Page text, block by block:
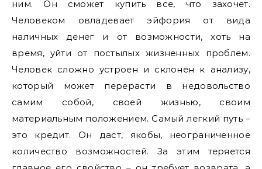
ним. Он сможет купить все, что захочет.
Человеком овладевает эйфория от вида
наличных денег и от возможности, хоть на
время, уйти от постылых жизненных проблем.
Человек сложно устроен и склонен к анализу,
который может перерасти в недовольство
самим собой, своей жизнью, своим
материальным положением. Самый легкий путь –
это кредит. Он даст, якобы, неограниченное
количество возможностей. За этим теряется